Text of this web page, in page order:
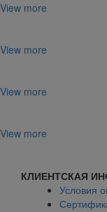
View more
View more
View more
View more
КЛИЕНТСКАЯ
Условия